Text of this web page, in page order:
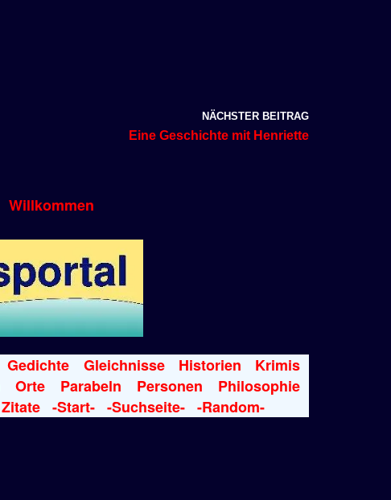
NÄCHSTER BEITRAG
Eine Geschichte mit Henriette
Willkommen
Gedichte Gleichnisse Historien
Krimis
Orte Parabeln Personen
Philosophie
Zitate -Start- -Suchseite- -Random-